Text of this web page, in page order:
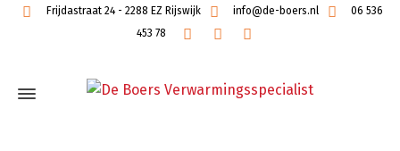
Frijdastraat 24 - 2288 EZ Rijswijk info@de-boers.nl
06 536
453 78